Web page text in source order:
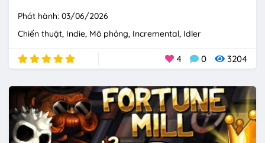
Phát hành: 03/06/2026
Chiến thuật Indie Mô phỏng Incremental Idler
4 0 3204